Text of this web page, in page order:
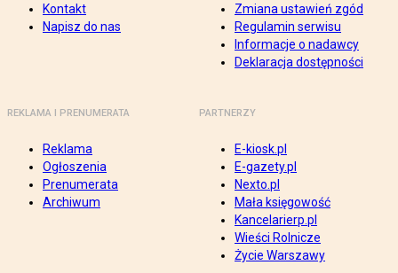
Kontakt
Napisz do nas
Zmiana ustawień zgód
Regulamin serwisu
Informacje o nadawcy
Deklaracja dostępności
REKLAMA I PRENUMERATA
Reklama
Ogłoszenia
Prenumerata
Archiwum
PARTNERZY
E-kiosk.pl
E-gazety.pl
Nexto.pl
Mała księgowość
Kancelarierp.pl
Wieści Rolnicze
Życie Warszawy